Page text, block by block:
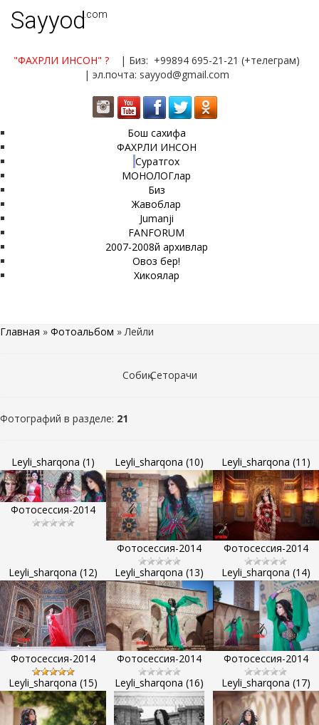
Sayyod.com
"ФАХРЛИ ИНСОН" ?
| Биз: +99894 695-21-21 (+телеграм)
| эл.почта: sayyod@gmail.com
Бош сахифа
ФАХРЛИ ИНСОН
Суратгох
МОНОЛОГлар
Биз
Жавоблар
Jumanji
FANFORUM
2007-2008й архивлар
Овоз бер!
Хикоялар
Главная » Фотоальбом » Лейли
Собиқ Сеторачи
Фотографий в разделе: 21
Leyli_sharqona (1)
Фотосессия-2014
Leyli_sharqona (10)
Фотосессия-2014
Leyli_sharqona (11)
Фотосессия-2014
Leyli_sharqona (12)
Фотосессия-2014
Leyli_sharqona (13)
Фотосессия-2014
Leyli_sharqona (14)
Фотосессия-2014
Leyli_sharqona (15)
Leyli_sharqona (16) Leyli_sharqona (17)